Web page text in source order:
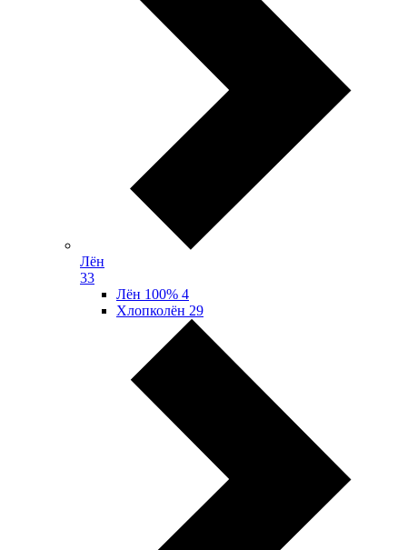
Лён
33
Лён 100% 4
Хлопколён 29